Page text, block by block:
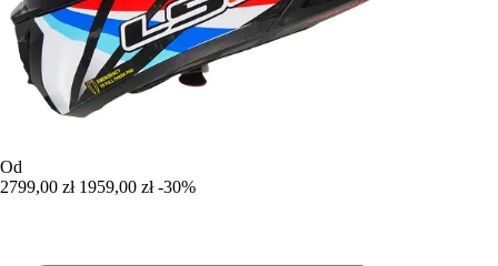
Od
2799,00 zł 1959,00 zł -30%